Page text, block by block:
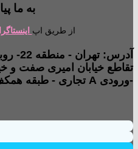
به ما
از طریق اپ
آدرس:
تقاطع خیابان امیری صفت و
-ورودی A تجاری - طبقه همکف - جنب داروخانه - واحد B2